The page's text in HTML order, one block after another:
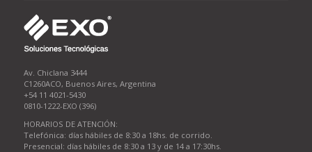
Av. Chiclana 3444
C1260ACO, Buenos Aires, Argentina
+54 11 4021-5430
0810-1222-EXO (396)
HORARIOS DE ATENCIÓN:
Telefónica: días hábiles de 8:30 a 18hs. de corrido.
Presencial: días hábiles de 8:30 a 13 y de 14 a 17:30hs.